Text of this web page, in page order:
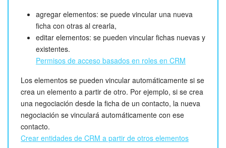
CRM
Reserva
Contact center
Sales center
CRM Analytics
BI Builder
agregar elementos: se puede vincular una nueva
ficha con otras al crearla,
editar elementos: se pueden vincular fichas nuevas y
existentes.
Permisos de acceso basados en roles en CRM
Los elementos se pueden vincular automáticamente si se
crea un elemento a partir de otro. Por ejemplo, si se crea
una negociación desde la ficha de un contacto, la nueva
negociación se vinculará automáticamente con ese
contacto.
Crear entidades de CRM a partir de otros elementos